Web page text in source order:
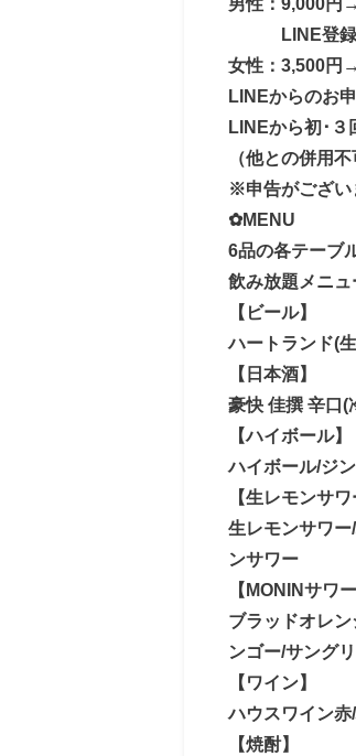
LINE登録
女性：3,500円
LINEからのお
LINEから初･
（他との併用不
※申告がござい
✿MENU
6品の各テーブ
飲み放題メニュ
【ビール】
ハートランド(
【日本酒】
豪快 佳撰 辛口(
【ハイボール】
ハイボール/ジ
【生レモンサワ
生レモンサワ
ンサワー
【MONINサワー
ブラッドオレ
ンゴー/サング
【ワイン】
ハウスワイン
【焼酎】